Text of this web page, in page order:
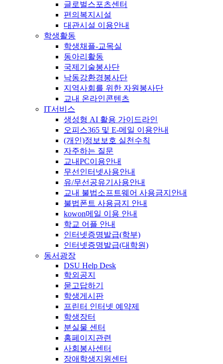
글로벌스포츠센터
편의복지시설
대관시설 이용안내
학생활동
학생채플-교목실
동아리활동
국제기술봉사단
낙동강환경봉사단
지역사회를 위한 자원봉사단
교내 온라인콘텐츠
IT서비스
생성형 AI 활용 가이드라인
오피스365 및 E-메일 이용안내
(개인)정보보호 실천수칙
자주하는 질문
교내PC이용안내
무선인터넷사용안내
유/무선공유기사용안내
교내 불법소프트웨어 사용금지안내
불법폰트 사용금지 안내
kowon메일 이용 안내
학교 어플 안내
인터넷증명발급(학부)
인터넷증명발급(대학원)
동서광장
DSU Help Desk
학외공지
묻고답하기
학생게시판
프린터 인터넷 예약제
학생장터
분실물 센터
홈페이지관련
사회봉사센터
장애학생지원센터